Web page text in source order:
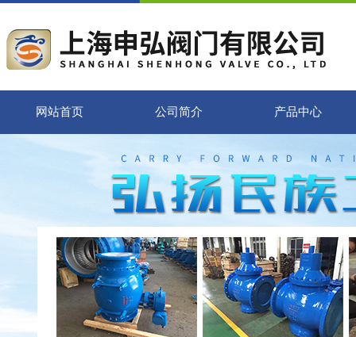
网站首页 公司简介 产品中心